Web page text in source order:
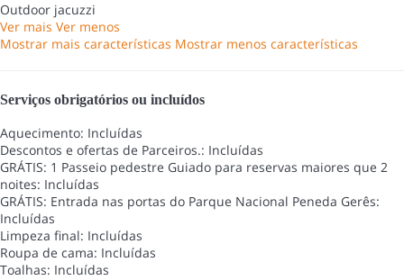
Outdoor jacuzzi
Ver mais Ver menos
Mostrar mais características Mostrar menos características
Serviços obrigatórios ou incluídos
Aquecimento: Incluídas
Descontos e ofertas de Parceiros.: Incluídas
GRÁTIS: 1 Passeio pedestre Guiado para reservas maiores que 2
noites: Incluídas
GRÁTIS: Entrada nas portas do Parque Nacional Peneda Gerês:
Incluídas
Limpeza final: Incluídas
Roupa de cama: Incluídas
Toalhas: Incluídas